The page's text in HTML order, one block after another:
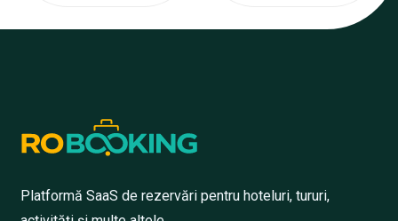
Platformă SaaS de rezervări pentru hoteluri, tururi,